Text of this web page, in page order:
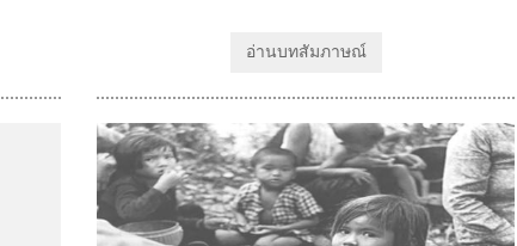
อ่านบทสัมภาษณ์